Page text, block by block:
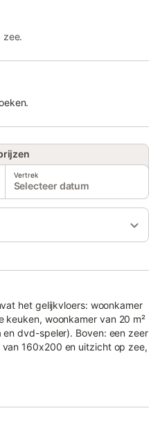
zee.
Vertrek
Selecteer datum
het gelijkvloers: woonkamer
keuken, woonkamer van 20 m²
dvd-speler). Boven: een zeer
160x200 en uitzicht op zee,